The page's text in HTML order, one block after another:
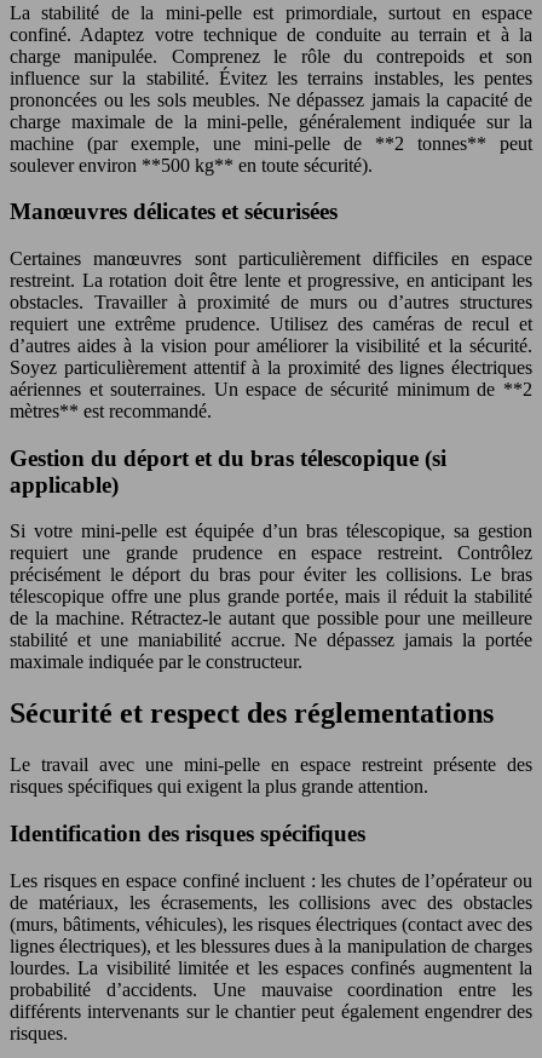
La stabilité de la mini-pelle est primordiale, surtout en espace
confiné. Adaptez votre technique de conduite au terrain et à la
charge manipulée. Comprenez le rôle du contrepoids et son
influence sur la stabilité. Évitez les terrains instables, les pentes
prononcées ou les sols meubles. Ne dépassez jamais la capacité de
charge maximale de la mini-pelle, généralement indiquée sur la
machine (par exemple, une mini-pelle de **2 tonnes** peut
soulever environ **500 kg** en toute sécurité).
Manœuvres délicates et sécurisées
Certaines manœuvres sont particulièrement difficiles en espace
restreint. La rotation doit être lente et progressive, en anticipant les
obstacles. Travailler à proximité de murs ou d’autres structures
requiert une extrême prudence. Utilisez des caméras de recul et
d’autres aides à la vision pour améliorer la visibilité et la sécurité.
Soyez particulièrement attentif à la proximité des lignes électriques
aériennes et souterraines. Un espace de sécurité minimum de **2
mètres** est recommandé.
Gestion du déport et du bras télescopique (si
applicable)
Si votre mini-pelle est équipée d’un bras télescopique, sa gestion
requiert une grande prudence en espace restreint. Contrôlez
précisément le déport du bras pour éviter les collisions. Le bras
télescopique offre une plus grande portée, mais il réduit la stabilité
de la machine. Rétractez-le autant que possible pour une meilleure
stabilité et une maniabilité accrue. Ne dépassez jamais la portée
maximale indiquée par le constructeur.
Sécurité et respect des réglementations
Le travail avec une mini-pelle en espace restreint présente des
risques spécifiques qui exigent la plus grande attention.
Identification des risques spécifiques
Les risques en espace confiné incluent : les chutes de l’opérateur ou
de matériaux, les écrasements, les collisions avec des obstacles
(murs, bâtiments, véhicules), les risques électriques (contact avec des
lignes électriques), et les blessures dues à la manipulation de charges
lourdes. La visibilité limitée et les espaces confinés augmentent la
probabilité d’accidents. Une mauvaise coordination entre les
différents intervenants sur le chantier peut également engendrer des
risques.